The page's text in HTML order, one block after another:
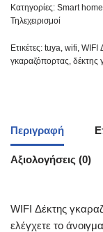
Κατηγορίες: Smart home
Τηλεχειρισμοί
Ετικέτες: tuya, wifi, WIFI
γκαραζόπορτας, δέκτης
Περιγραφή
Αξιολογήσεις (0)
WIFI Δέκτης
ελέγχετε το